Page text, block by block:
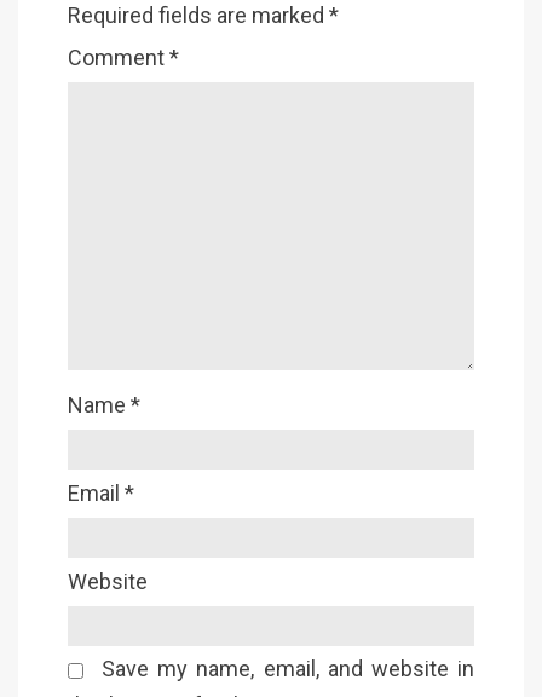
Required fields are marked *
Comment*
Name *
Email *
Website
Save my name, email, and website in